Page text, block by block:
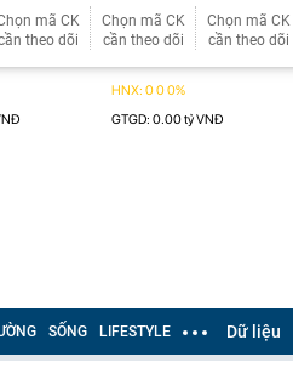
mã CK
theo dõi
Chọn mã CK
cần theo dõi
Chọn mã CK
cần theo dõi
SỐNG LIFESTYLE Dữ liệu